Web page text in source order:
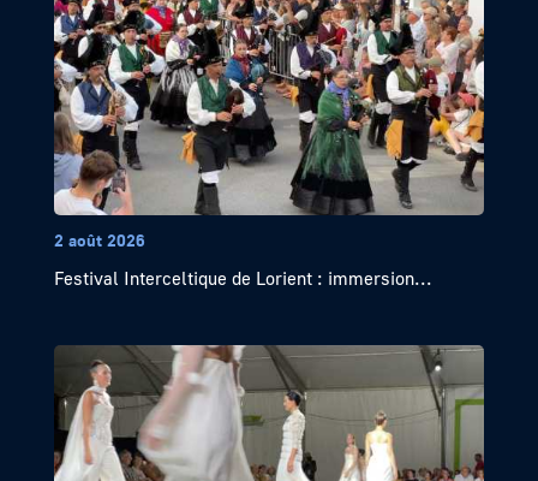
2 août 2026
Festival Interceltique de Lorient : immersion...